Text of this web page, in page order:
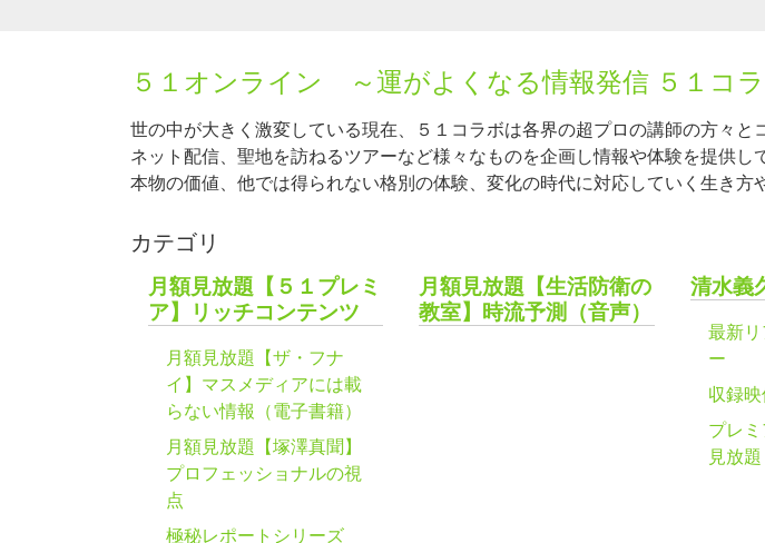
５１オンライン ～運がよくなる情報発信 ５１コ
世の中が大きく激変している現在、５１コラボは各界の超プロの講師の方々
ネット配信、聖地を訪ねるツアーなど様々なものを企画し情報や体験を提供
本物の価値、他では得られない格別の体験、変化の時代に対応していく生き方
カテゴリ
月額見放題【５１プレミ
ア】リッチコンテンツ
月額見放題【ザ・フナ
イ】マスメディアには載
らない情報（電子書籍）
月額見放題【塚澤真聞】
プロフェッショナルの視
点
極秘レポートシリーズ
月額見放題【生活防衛の
教室】時流予測（音声）
清水義
最新
ー
収録映
プレ
見放題